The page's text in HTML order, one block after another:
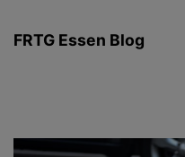
Inhalt
FRTG Essen Blog